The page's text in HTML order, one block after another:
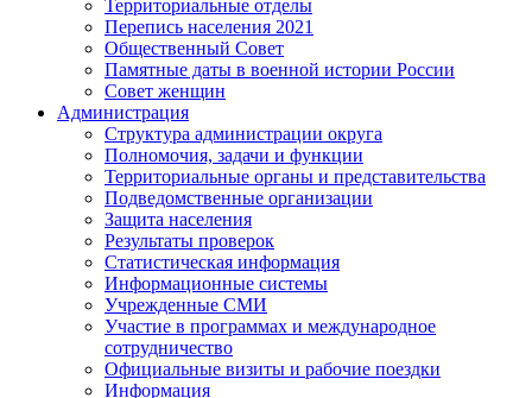
Территориальные отделы
Перепись населения 2021
Общественный Совет
Памятные даты в военной истории России
Совет женщин
Администрация
Структура администрации округа
Полномочия, задачи и функции
Территориальные органы и представительства
Подведомственные организации
Защита населения
Результаты проверок
Статистическая информация
Информационные системы
Учрежденные СМИ
Участие в программах и международное
сотрудничество
Официальные визиты и рабочие поездки
Информация